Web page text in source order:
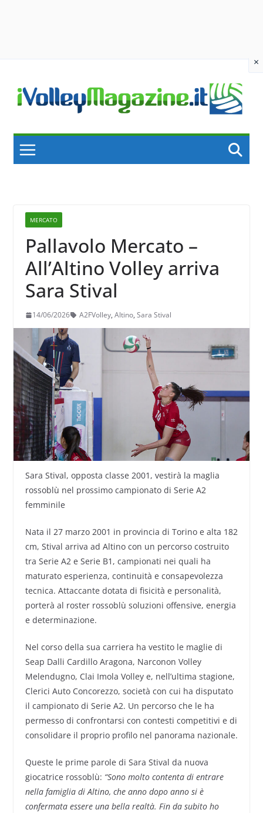
×
content
MERCATO
Pallavolo Mercato –
All’Altino Volley arriva
Sara Stival
14/06/2026 A2FVolley, Altino, Sara Stival
Sara Stival, opposta classe 2001, vestirà la maglia
rossoblù nel prossimo campionato di Serie A2
femminile
Nata il 27 marzo 2001 in provincia di Torino e alta 182
cm, Stival arriva ad Altino con un percorso costruito
tra Serie A2 e Serie B1, campionati nei quali ha
maturato esperienza, continuità e consapevolezza
tecnica. Attaccante dotata di fisicità e personalità,
porterà al roster rossoblù soluzioni offensive, energia
e determinazione.
Nel corso della sua carriera ha vestito le maglie di
Seap Dalli Cardillo Aragona, Narconon Volley
Melendugno, Clai Imola Volley e, nell’ultima stagione,
Clerici Auto Concorezzo, società con cui ha disputato
il campionato di Serie A2. Un percorso che le ha
permesso di confrontarsi con contesti competitivi e di
consolidare il proprio profilo nel panorama nazionale.
Queste le prime parole di Sara Stival da nuova
giocatrice rossoblù: “Sono molto contenta di entrare
nella famiglia di Altino, che anno dopo anno si è
confermata essere una bella realtà. Fin da subito ho